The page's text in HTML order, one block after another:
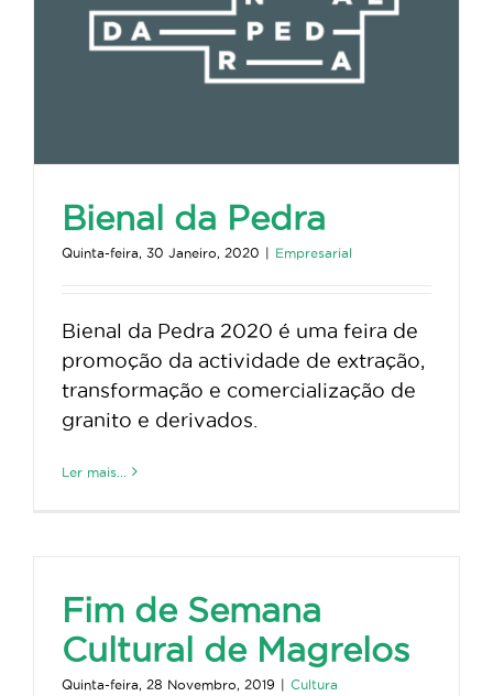
Bienal da Pedra
Quinta-feira, 30 Janeiro, 2020 | Empresarial
Bienal da Pedra 2020 é uma feira de
promoção da actividade de extração,
transformação e comercialização de
granito e derivados.
Ler mais...
Fim de Semana
Cultural de Magrelos
Quinta-feira, 28 Novembro, 2019 Cultura